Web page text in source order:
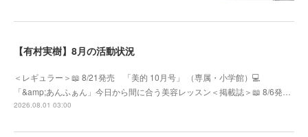
【有村実樹】8月の活動状況
＜レギュラー＞📖 8/21発売 「美的 10月号」 （専属・小学館）💻
「&amp;あんふぁん」今日から間に合う美容レッスン＜掲載誌＞📖 8/6発…
2026.08.01 03:00